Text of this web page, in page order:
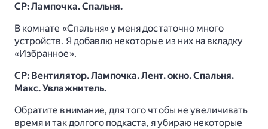
СР: Лампочка. Спальня.
В комнате «Спальня» у меня достаточно много
устройств. Я добавлю некоторые из них на вкладку
«Избранное».
СР: Вентилятор. Лампочка. Лент. окно. Спальня.
Макс. Увлажнитель.
Обратите внимание, для того чтобы не увеличивать
время и так долгого подкаста, я убираю некоторые